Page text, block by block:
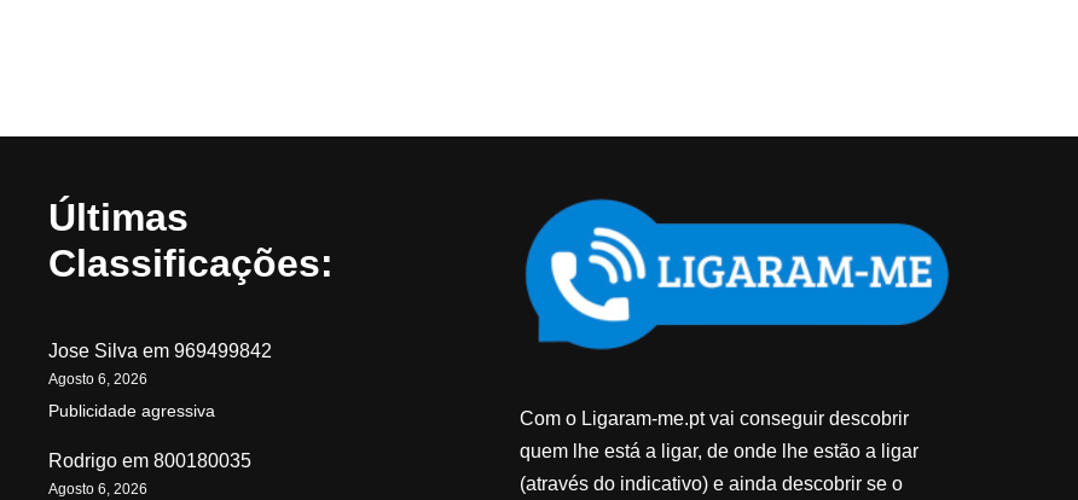
Últimas
Classificações:
Jose Silva em 969499842
Agosto 6, 2026
Publicidade agressiva
Rodrigo em 800180035
Agosto 6, 2026
Com o Ligaram-me.pt vai conseguir descobrir
quem lhe está a ligar, de onde lhe estão a ligar
(através do indicativo) e ainda descobrir se o